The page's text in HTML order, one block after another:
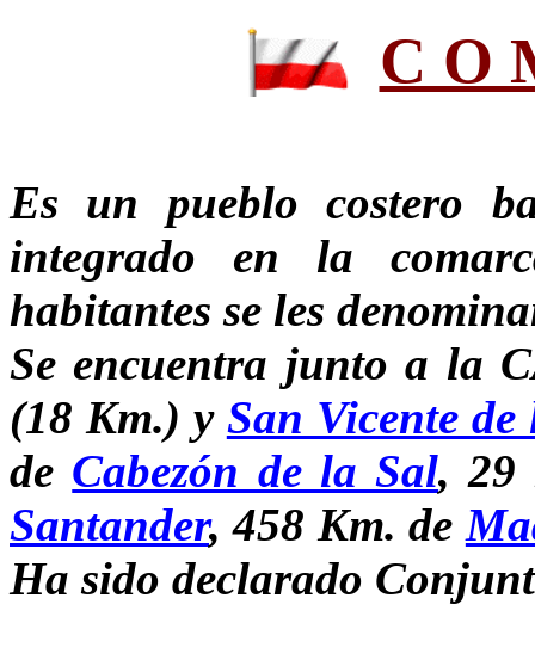
C O
Es un pueblo costero
integrado en la
habitantes se les
Se encuentra junto a la
(18 Km.) y San Vicente
de Cabezón de la Sal, 29
Santander, 458 Km. de
Ha sido declarado